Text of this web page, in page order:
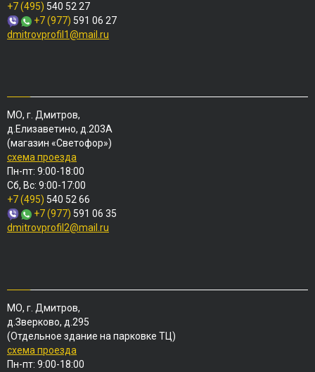
+7 (495) 540 52 27
+7 (977) 591 06 27
dmitrovprofil1@mail.ru
МО, г. Дмитров,
д.Елизаветино, д.203А
(магазин «Светофор»)
схема проезда
Пн-пт: 9:00-18:00
Сб, Вс: 9:00-17:00
+7 (495) 540 52 66
+7 (977) 591 06 35
dmitrovprofil2@mail.ru
МО, г. Дмитров,
д.Зверково, д.295
(Отдельное здание на парковке ТЦ)
схема проезда
Пн-пт: 9:00-18:00